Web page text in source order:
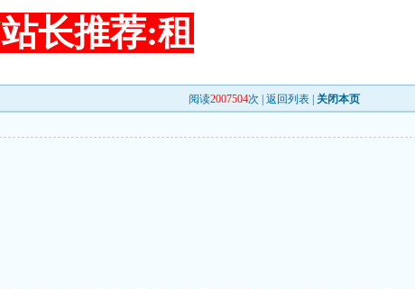
站长推荐:租
阅读2007504次 | 返回列表 关闭本页